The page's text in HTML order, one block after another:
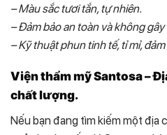
– Màu sắc tươi tắn, tự nhiên.
– Đảm bảo an toàn và không
– Kỹ thuật phun tinh tế, tỉ mỉ,
Viện thẩm mỹ Santosa –
chất lượng.
Nếu bạn đang tìm kiếm một địa